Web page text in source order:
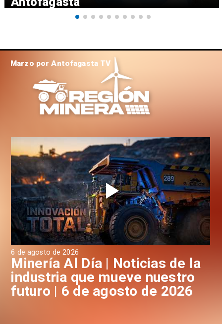
6 de agosto de 2026
Minería Al Día | Noticias de la
industria que mueve nuestro
futuro | 6 de agosto de 2026
Marzo por Antofagasta TV